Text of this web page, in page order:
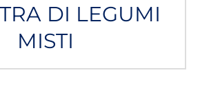
DI LEGUMI
MISTI